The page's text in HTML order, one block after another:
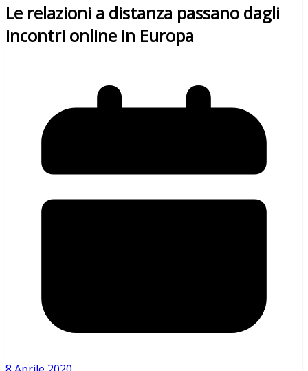
Le relazioni a distanza passano dagli
incontri online in Europa